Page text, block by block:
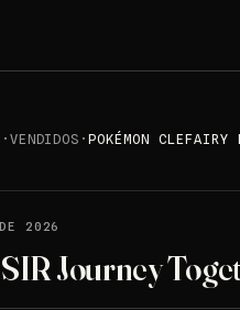
· VENDIDOS ·POKÉMON CLEFAIRY
2026
Journey